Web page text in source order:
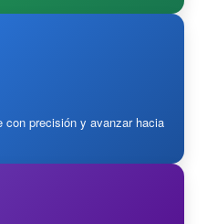
con precisión y avanzar hacia